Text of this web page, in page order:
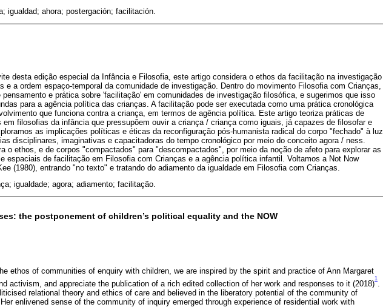
igualdad; ahora; postergación; facilitación.
desta edição especial da Infância e Filosofia, este artigo considera o ethos da facilitação na investigação
e a ordem espaço-temporal da comunidade de investigação. Dentro do movimento Filosofia com Crianças,
e prática sobre 'facilitação' em comunidades de investigação filosófica, e sugerimos que isso
para a agência política das crianças. A facilitação pode ser executada como uma prática cronológica
que funciona contra a criança, em termos de agência política. Este artigo teoriza práticas de
em filosofias da infância que pressupõem ouvir a criança / criança como iguais, já capazes de filosofar e
as implicações políticas e éticas da reconfiguração pós-humanista radical do corpo "fechado" à luz
disciplinares, imaginativas e capacitadoras do tempo cronológico por meio do conceito agora / ness.
o ethos, e de corpos "compactados" para "descompactados", por meio da noção de afeto para explorar as
espaciais de facilitação em Filosofia com Crianças e a agência política infantil. Voltamos a Not Now
(1980), entrando "no texto" e tratando do adiamento da igualdade em Filosofia com Crianças.
igualdade; agora; adiamento; facilitação.
the postponement of children’s political equality and the NOW
ethos of communities of enquiry with children, we are inspired by the spirit and practice of Ann Margaret
activism, and appreciate the publication of a rich edited collection of her work and responses to it (2018)
1
.
relational theory and ethics of care and believed in the liberatory potential of the community of
enlivened sense of the community of inquiry emerged through experience of residential work with